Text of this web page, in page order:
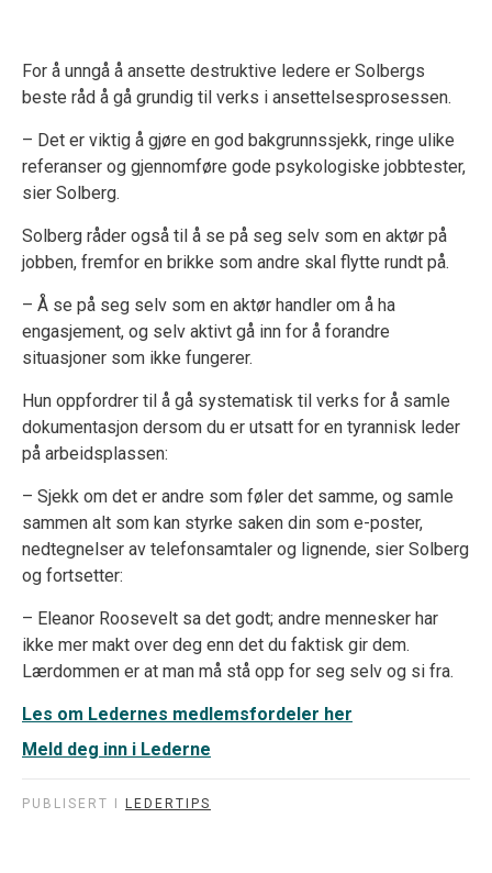
For å unngå å ansette destruktive ledere er Solbergs
beste råd å gå grundig til verks i ansettelsesprosessen.
– Det er viktig å gjøre en god bakgrunnssjekk, ringe ulike
referanser og gjennomføre gode psykologiske jobbtester,
sier Solberg.
Solberg råder også til å se på seg selv som en aktør på
jobben, fremfor en brikke som andre skal flytte rundt på.
– Å se på seg selv som en aktør handler om å ha
engasjement, og selv aktivt gå inn for å forandre
situasjoner som ikke fungerer.
Hun oppfordrer til å gå systematisk til verks for å samle
dokumentasjon dersom du er utsatt for en tyrannisk leder
på arbeidsplassen:
– Sjekk om det er andre som føler det samme, og samle
sammen alt som kan styrke saken din som e-poster,
nedtegnelser av telefonsamtaler og lignende, sier Solberg
og fortsetter:
– Eleanor Roosevelt sa det godt; andre mennesker har
ikke mer makt over deg enn det du faktisk gir dem.
Lærdommen er at man må stå opp for seg selv og si fra.
Les om Ledernes medlemsfordeler her
Meld deg inn i Lederne
PUBLISERT I LEDERTIPS